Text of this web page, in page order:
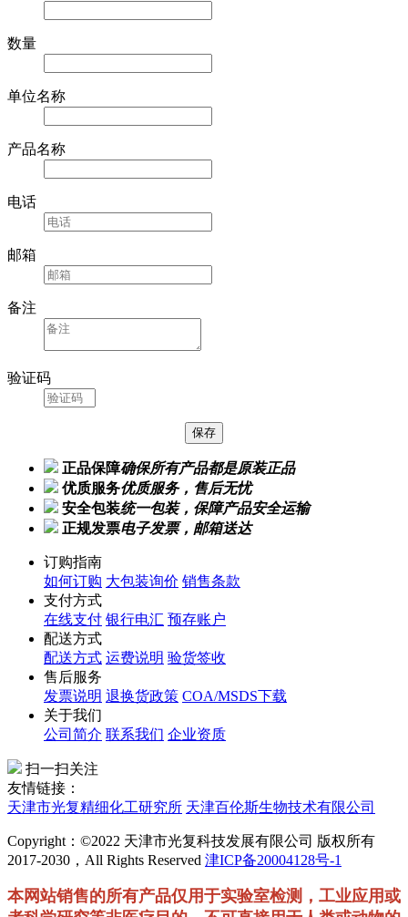
数量
单位名称
产品名称
电话
邮箱
备注
验证码
正品保障确保所有产品都是原装正品
优质服务优质服务，售后无忧
安全包装统一包装，保障产品安全运输
正规发票电子发票，邮箱送达
订购指南
如何订购 大包装询价 销售条款
支付方式
在线支付 银行电汇 预存账户
配送方式
配送方式 运费说明 验货签收
售后服务
发票说明 退换货政策 COA/MSDS下载
关于我们
公司简介 联系我们 企业资质
扫一扫关注
友情链接：
天津市光复精细化工研究所 天津百伦斯生物技术有限公司
Copyright：©2022 天津市光复科技发展有限公司 版权所有
2017-2030，All Rights Reserved 津ICP备20004128号-1
本网站销售的所有产品仅用于实验室检测，工业应用或